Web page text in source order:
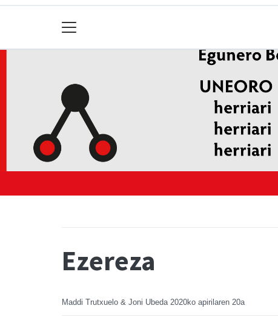
Ezereza
Maddi Trutxuelo & Joni Ubeda 2020ko apirilaren 20a